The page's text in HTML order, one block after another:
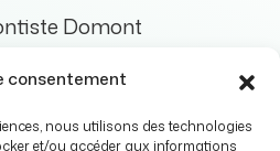
consentement
nous utilisons des technologies
et/ou accéder aux informations
Domont
Bouffémont